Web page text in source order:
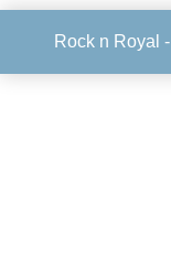
Rock n Royal -